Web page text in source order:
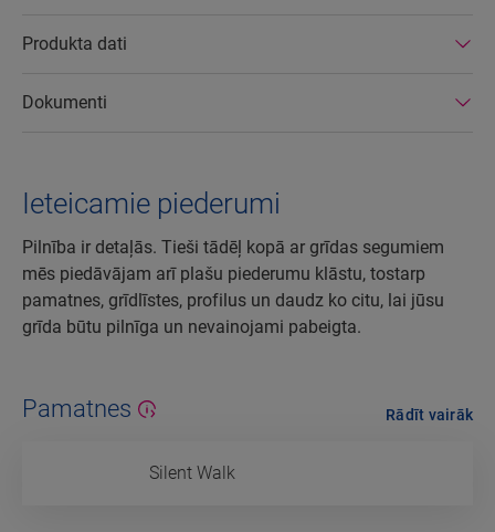
Produkta dati
Dokumenti
Ieteicamie piederumi
Pilnība ir detaļās. Tieši tādēļ kopā ar grīdas segumiem
mēs piedāvājam arī plašu piederumu klāstu, tostarp
pamatnes, grīdlīstes, profilus un daudz ko citu, lai jūsu
grīda būtu pilnīga un nevainojami pabeigta.
Pamatnes
Silent Walk
Rādīt vairāk